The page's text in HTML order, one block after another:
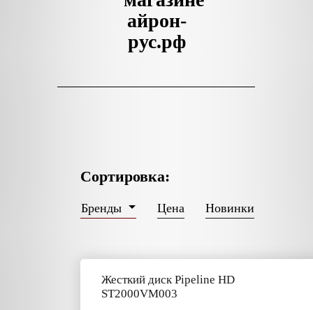
айрон-
рус.рф
Сортировка:
Бренды Цена Новинки
Жесткий диск Pipeline HD
ST2000VM003